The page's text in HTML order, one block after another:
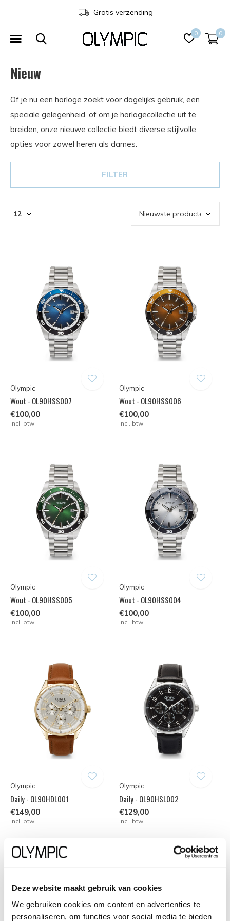
Deze website maakt gebruik van cookies
We gebruiken cookies om content en advertenties te
personaliseren, om functies voor social media te bieden
0 0
3 jaar garantie
Nieuw
Of je nu een horloge zoekt voor dagelijks gebruik, een
speciale gelegenheid, of om je horlogecollectie uit te
breiden, onze nieuwe collectie biedt diverse stijlvolle
opties voor zowel heren als dames.
FILTER
Olympic
Wout - OL90HSS007
€100,00
Incl. btw
Olympic
Wout - OL90HSS006
€100,00
Incl. btw
Olympic
Wout - OL90HSS005
€100,00
Incl. btw
Olympic
Wout - OL90HSS004
€100,00
Incl. btw
Olympic
Daily - OL90HDL001
€149,00
Incl. btw
Olympic
Daily - OL90HSL002
€129,00
Incl. btw